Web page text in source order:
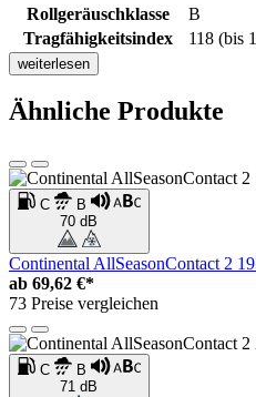
Rollgeräuschklasse
B
Tragfähigkeitsindex
118 (bis
weiterlesen
Ähnliche Produkte
C
B
70 dB
Continental AllSeasonContact 2
ab 69,62 €*
73 Preise vergleichen
C
B
71 dB